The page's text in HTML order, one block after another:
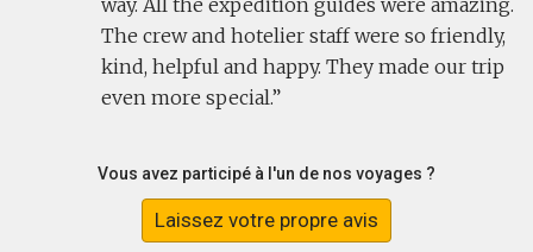
way. All the expedition guides were amazing.
The crew and hotelier staff were so friendly,
kind, helpful and happy. They made our trip
even more special.
Vous avez participé à l'un de nos voyages ?
Laissez votre propre avis